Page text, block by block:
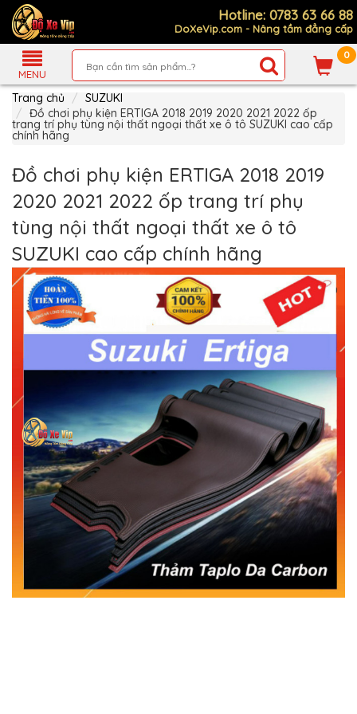
Hotline: 0783 63 66 88
DoXeVip.com - Nâng tầm đẳng cấp
MENU
0
Giới
Thiệu
Sản
Phẩm
Hướng
Mua
Hàng
Chính
Thanh
Toán
Tin
Xe
Mới
Liên
hệ
NHIỀU
KIA
TOYOTA
HONDA
MAZDA
SUBARU
Trang chủ
SUZUKI
Đồ chơi phụ kiện ERTIGA 2018 2019 2020 2021 2022 ốp
trang trí phụ tùng nội thất ngoại thất xe ô tô SUZUKI cao cấp
chính hãng
Đồ chơi phụ kiện ERTIGA 2018 2019
2020 2021 2022 ốp trang trí phụ
tùng nội thất ngoại thất xe ô tô
SUZUKI cao cấp chính hãng